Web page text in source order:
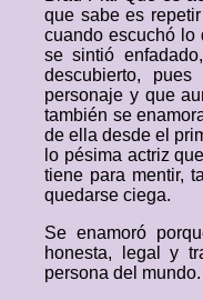
que sabe es
cuando escuchó lo
se sintió
descubierto,
personaje y que
también se
de ella desde el
lo pésima actriz
tiene para mentir,
quedarse ciega.
Se enamoró
honesta, legal y
persona del mundo.